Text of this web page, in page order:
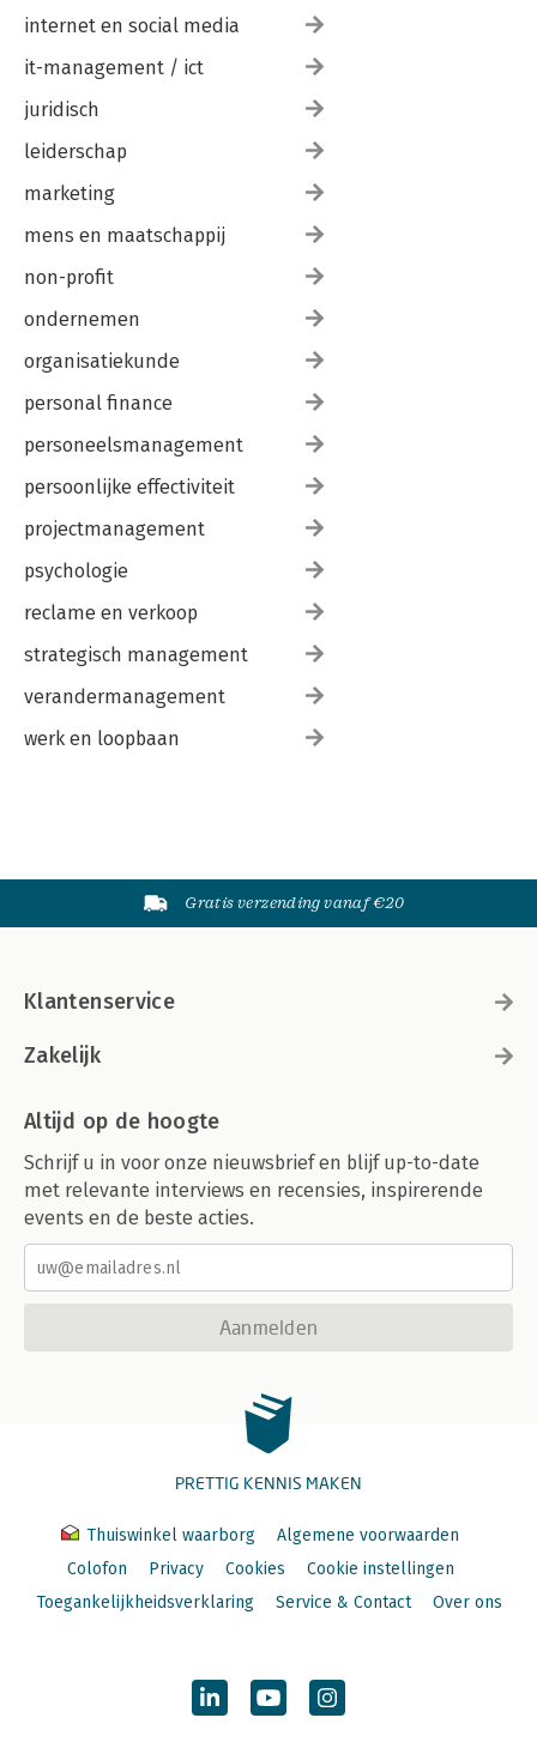
internet en social media
it-management / ict
juridisch
leiderschap
marketing
mens en maatschappij
non-profit
ondernemen
organisatiekunde
personal finance
personeelsmanagement
persoonlijke effectiviteit
projectmanagement
psychologie
reclame en verkoop
strategisch management
verandermanagement
werk en loopbaan
Gratis verzending vanaf €20
Klantenservice
Zakelijk
Altijd op de hoogte
Schrijf u in voor onze nieuwsbrief en blijf up-to-date
met relevante interviews en recensies, inspirerende
events en de beste acties.
Aanmelden
PRETTIG KENNIS MAKEN
Thuiswinkel waarborg
Algemene voorwaarden
Colofon
Privacy Cookies
Cookie instellingen
Toegankelijkheidsverklaring
Service & Contact Over ons